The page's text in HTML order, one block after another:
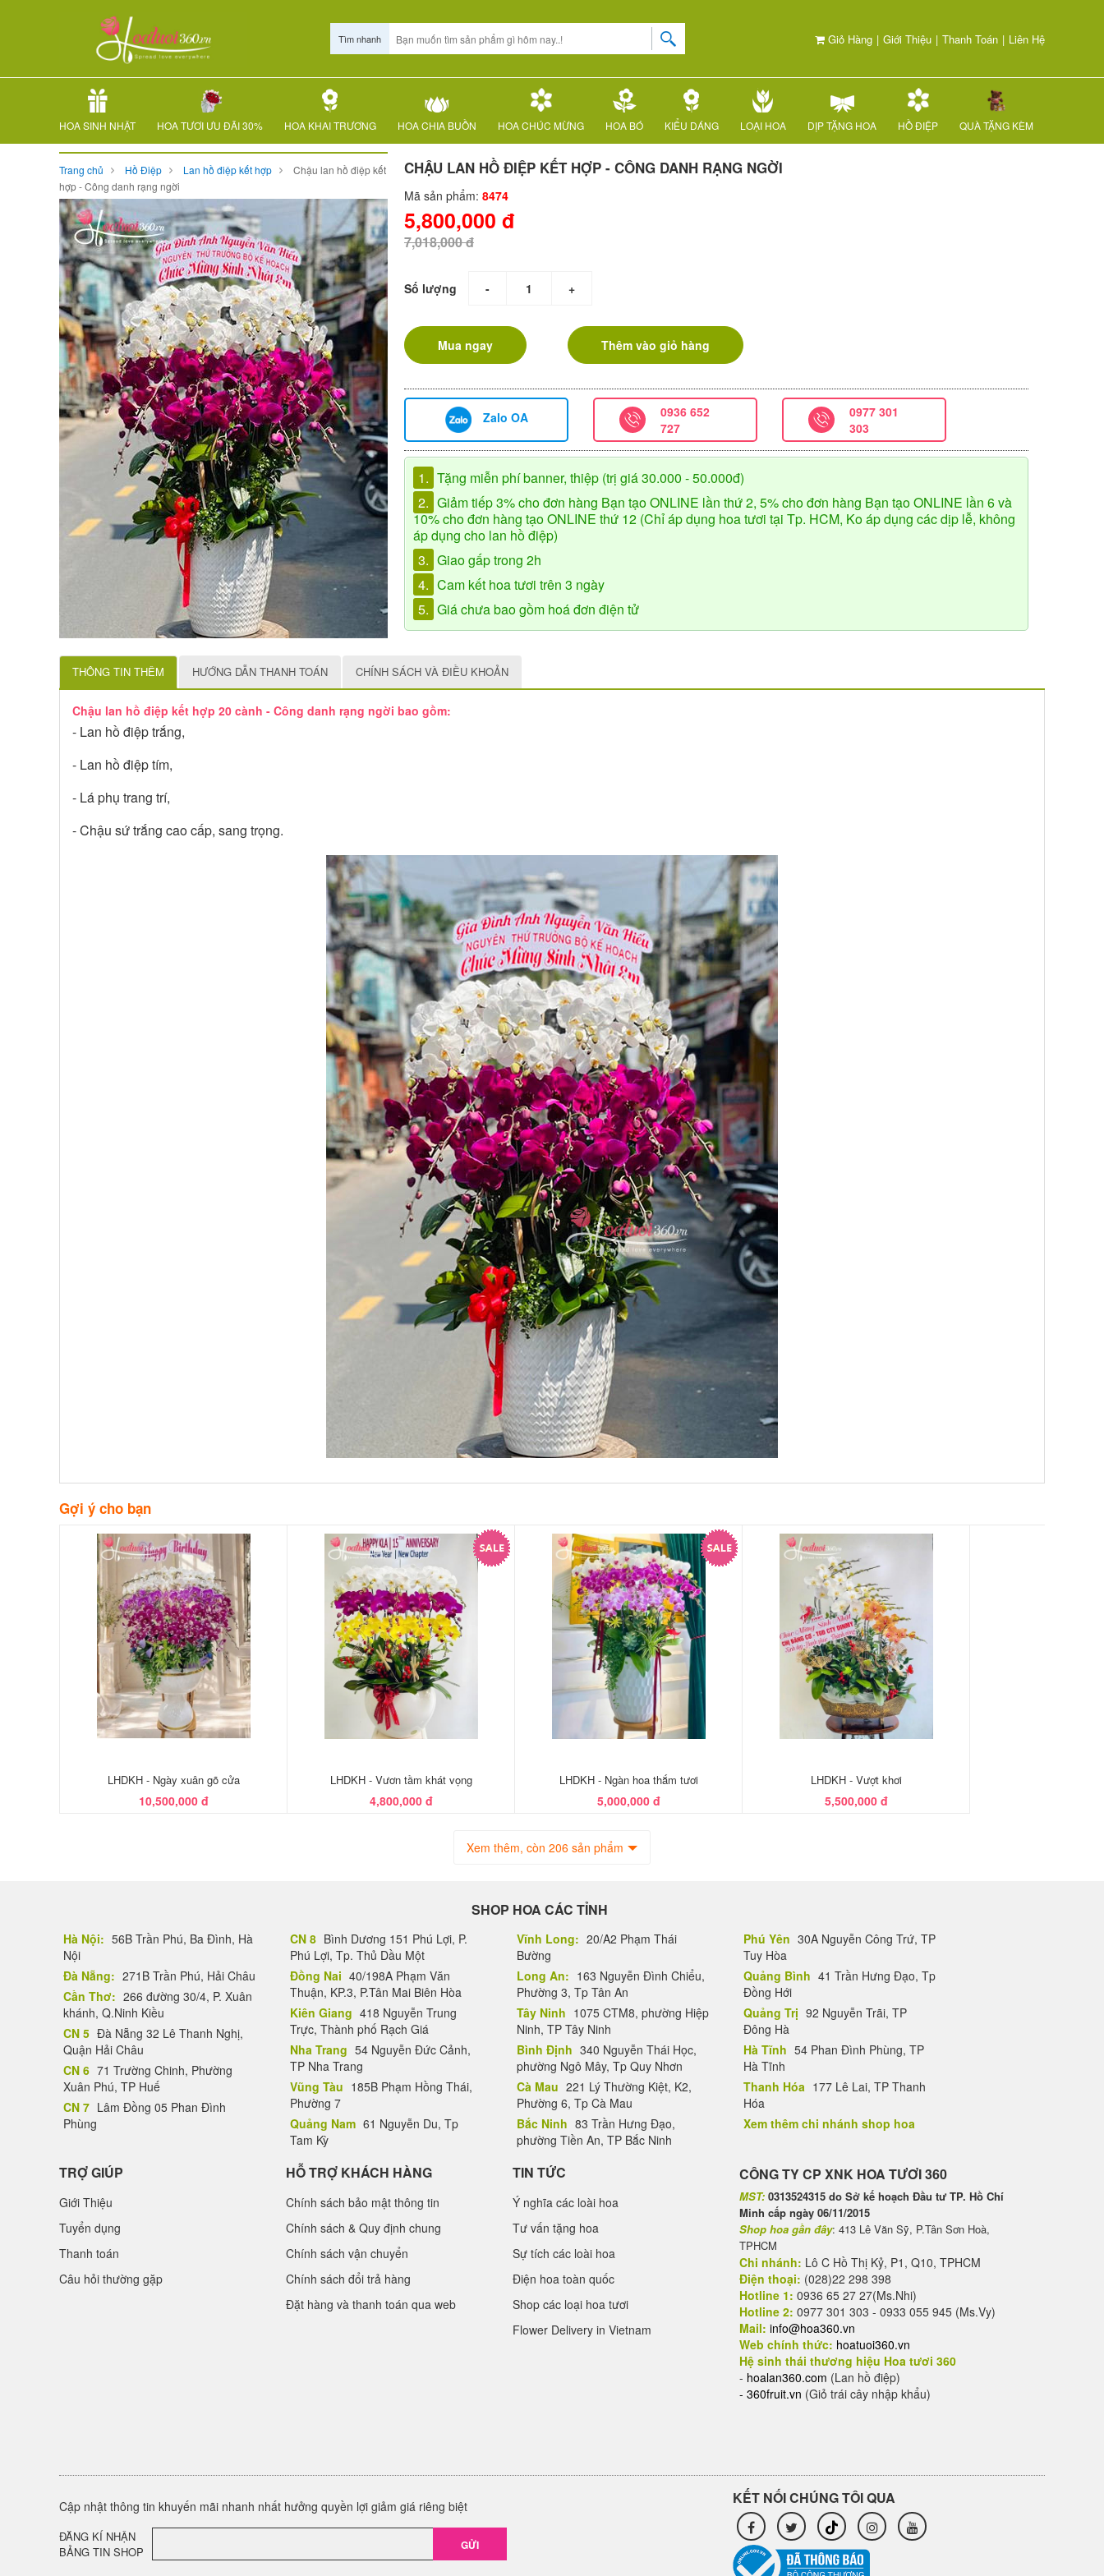
Giỏ Hàng | Giới Thiệu | Thanh Toán | Liên Hệ
Tìm nhanh
HOA SINH NHẬT HOA TƯƠI ƯU ĐÃI 30% HOA KHAI TRƯƠNG HOA CHIA BUỒN HOA CHÚC MỪNG HOA BÓ KIỂU DÁNG LOẠI HOA DỊP TẶNG HOA HỒ ĐIỆP QUÀ TẶNG KÈM
Trang chủ Hồ Điệp Lan hồ điệp kết hợp
Chậu lan hồ điệp kết
hợp - Công danh rạng ngời
CHẬU LAN HỒ ĐIỆP KẾT HỢP - CÔNG DANH RẠNG NGỜI
Mã sản phẩm: 8474
5,800,000 đ
7,018,000 đ
Số lượng - +
Mua ngay Thêm vào giỏ hàng
Zalo OA
0936 652
727
0977 301
303
1. Tặng miễn phí banner, thiệp (trị giá 30.000 - 50.000đ)
2. Giảm tiếp 3% cho đơn hàng Bạn tạo ONLINE lần thứ 2, 5% cho đơn hàng Bạn tạo ONLINE lần 6 và
10% cho đơn hàng tạo ONLINE thứ 12 (Chỉ áp dụng hoa tươi tại Tp. HCM, Ko áp dụng các dịp lễ, không
áp dụng cho lan hồ điệp)
3. Giao gấp trong 2h
4. Cam kết hoa tươi trên 3 ngày
5. Giá chưa bao gồm hoá đơn điện tử
THÔNG TIN THÊM HƯỚNG DẪN THANH TOÁN CHÍNH SÁCH VÀ ĐIỀU KHOẢN
Chậu lan hồ điệp kết hợp 20 cành - Công danh rạng ngời bao gồm:
- Lan hồ điệp trắng,
- Lan hồ điệp tím,
- Lá phụ trang trí,
- Chậu sứ trắng cao cấp, sang trọng.
Gợi ý cho bạn
LHDKH - Ngày xuân gõ cửa
10,500,000 đ
LHDKH - Vươn tầm khát vọng
4,800,000 đ
LHDKH - Ngàn hoa thắm tươi
5,000,000 đ
LHDKH - Vượt khơi
5,500,000 đ
Xem thêm, còn 206 sản phẩm
SHOP HOA CÁC TỈNH
Hà Nội: 56B Trần Phú, Ba Đình, Hà
Nội
Đà Nẵng: 271B Trần Phú, Hải Châu
Cần Thơ: 266 đường 30/4, P. Xuân
khánh, Q.Ninh Kiều
CN 5 Đà Nẵng 32 Lê Thanh Nghị,
Quận Hải Châu
CN 6 71 Trường Chinh, Phường
Xuân Phú, TP Huế
CN 7 Lâm Đồng 05 Phan Đình
Phùng
CN 8 Bình Dương 151 Phú Lợi, P.
Phú Lợi, Tp. Thủ Dầu Một
Đồng Nai 40/198A Phạm Văn
Thuận, KP.3, P.Tân Mai Biên Hòa
Kiên Giang 418 Nguyễn Trung
Trực, Thành phố Rạch Giá
Nha Trang 54 Nguyễn Đức Cảnh,
TP Nha Trang
Vũng Tàu 185B Phạm Hồng Thái,
Phường 7
Quảng Nam 61 Nguyễn Du, Tp
Tam Kỳ
Vĩnh Long: 20/A2 Phạm Thái
Bường
Long An: 163 Nguyễn Đình Chiểu,
Phường 3, Tp Tân An
Tây Ninh 1075 CTM8, phường Hiệp
Ninh, TP Tây Ninh
Bình Định 340 Nguyễn Thái Học,
phường Ngô Mây, Tp Quy Nhơn
Cà Mau 221 Lý Thường Kiệt, K2,
Phường 6, Tp Cà Mau
Bắc Ninh 83 Trần Hưng Đạo,
phường Tiền An, TP Bắc Ninh
Phú Yên 30A Nguyễn Công Trứ, TP
Tuy Hòa
Quảng Bình 41 Trần Hưng Đạo, Tp
Đồng Hới
Quảng Trị 92 Nguyễn Trãi, TP
Đông Hà
Hà Tĩnh 54 Phan Đình Phùng, TP
Hà Tĩnh
Thanh Hóa 177 Lê Lai, TP Thanh
Hóa
Xem thêm chi nhánh shop hoa
TRỢ GIÚP
Giới Thiệu
Tuyển dụng
Thanh toán
Câu hỏi thường gặp
HỖ TRỢ KHÁCH HÀNG
Chính sách bảo mật thông tin
Chính sách & Quy định chung
Chính sách vận chuyển
Chính sách đổi trả hàng
Đặt hàng và thanh toán qua web
TIN TỨC
Ý nghĩa các loài hoa
Tư vấn tặng hoa
Sự tích các loài hoa
Điện hoa toàn quốc
Shop các loại hoa tươi
Flower Delivery in Vietnam
CÔNG TY CP XNK HOA TƯƠI 360
MST: 0313524315 do Sở kế hoạch Đầu tư TP. Hồ Chí
Minh cấp ngày 06/11/2015
Shop hoa gần đây: 413 Lê Văn Sỹ, P.Tân Sơn Hoà,
TPHCM
Chi nhánh: Lô C Hồ Thị Kỷ, P1, Q10, TPHCM
Điện thoại: (028)22 298 398
Hotline 1: 0936 65 27 27(Ms.Nhi)
Hotline 2: 0977 301 303 - 0933 055 945 (Ms.Vy)
Mail: info@hoa360.vn
Web chính thức: hoatuoi360.vn
Hệ sinh thái thương hiệu Hoa tươi 360
- hoalan360.com (Lan hồ điệp)
- 360fruit.vn (Giỏ trái cây nhập khẩu)
Cập nhật thông tin khuyến mãi nhanh nhất hưởng quyền lợi giảm giá riêng biệt
ĐĂNG KÍ NHẬN
BẢNG TIN SHOP
GỬI
KẾT NỐI CHÚNG TÔI QUA